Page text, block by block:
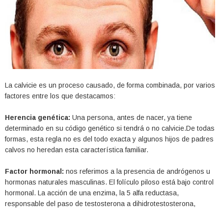
La calvicie es un proceso causado, de forma combinada, por varios
factores entre los que destacamos:
Herencia genética: Una persona, antes de nacer, ya tiene
determinado en su código genético si tendrá o no calvicie.De todas
formas, esta regla no es del todo exacta y algunos hijos de padres
calvos no heredan esta característica familiar.
Factor hormonal: nos referimos a la presencia de andrógenos u
hormonas naturales masculinas. El folículo piloso está bajo control
hormonal. La acción de una enzima, la 5 alfa reductasa,
responsable del paso de testosterona a dihidrotestosterona,